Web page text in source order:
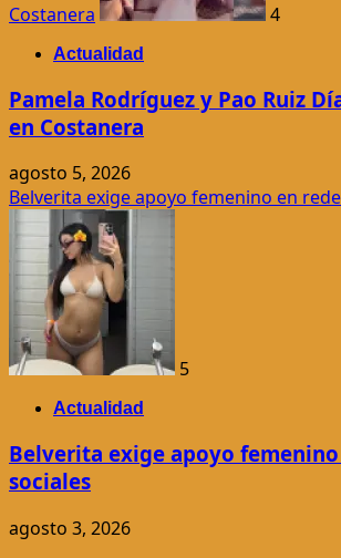
Costanera 4
Actualidad
Pamela Rodríguez y Pao Ruiz
en Costanera
agosto 5, 2026
Belverita exige apoyo femenino en
5
Actualidad
Belverita exige apoyo
sociales
agosto 3, 2026